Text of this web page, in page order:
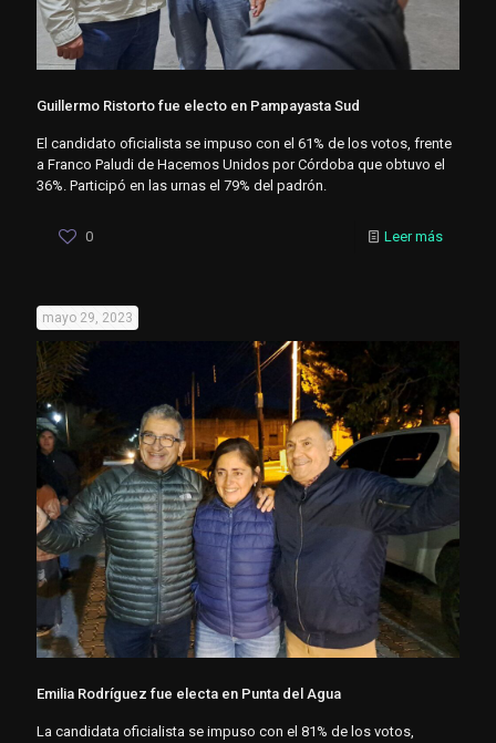
Guillermo Ristorto fue electo en Pampayasta Sud
El candidato oficialista se impuso con el 61% de los votos, frente
a Franco Paludi de Hacemos Unidos por Córdoba que obtuvo el
36%. Participó en las urnas el 79% del padrón.
0 Leer más
mayo 29, 2023
Emilia Rodríguez fue electa en Punta del Agua
La candidata oficialista se impuso con el 81% de los votos,